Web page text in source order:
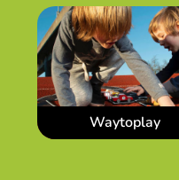
Waytoplay